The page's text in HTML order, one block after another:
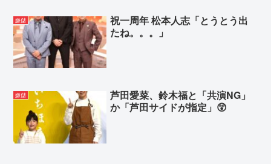
嫌儲
祝一周年 松本人志「とうとう出
たね。。。」
嫌儲
芦田愛菜、鈴木福と「共演NG」
か「芦田サイドが指定」😲